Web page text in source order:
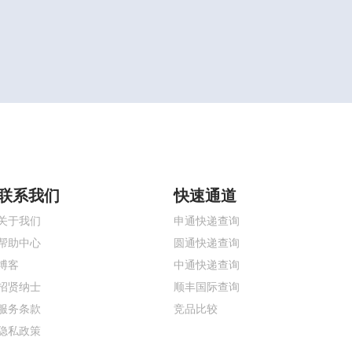
系我们
于我们
助中心
客
贤纳士
务条款
私政策
快速通道
申通快递查询
圆通快递查询
中通快递查询
顺丰国际查询
竞品比较